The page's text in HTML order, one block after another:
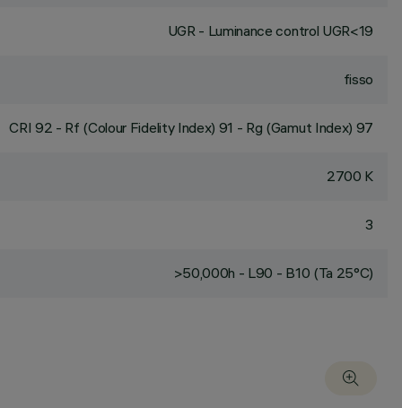
UGR - Luminance control UGR<19
fisso
CRI 92 - Rf (Colour Fidelity Index) 91 - Rg (Gamut Index) 97
2700 K
3
>50,000h - L90 - B10 (Ta 25°C)